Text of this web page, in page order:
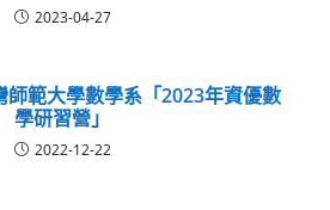
2023-04-27
師範大學數學系「2023年資優數
學研習營」
2022-12-22